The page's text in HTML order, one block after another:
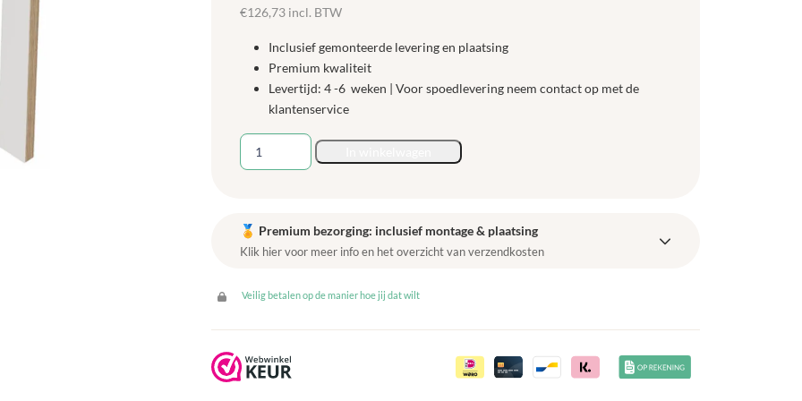
€126,73 incl. BTW
Inclusief gemonteerde levering en plaatsing
Premium kwaliteit
Levertijd: 4 -6 weken | Voor spoedlevering neem contact op met de
klantenservice
Stapelbare
kruk
cm
-
aantal
🏅 Premium bezorging: inclusief montage & plaatsing
Klik hier voor meer info en het overzicht van verzendkosten
Veilig betalen op de manier hoe jij dat wilt